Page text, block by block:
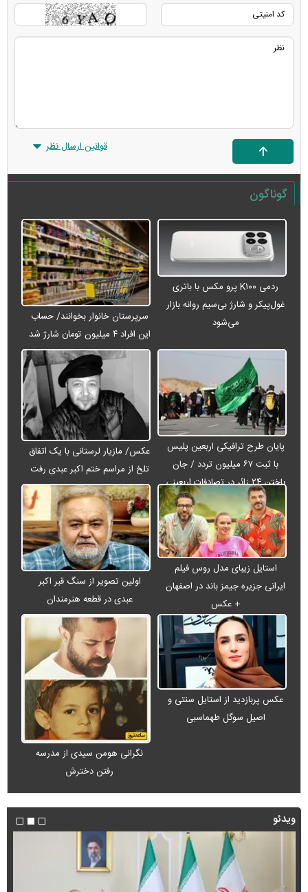
قوانین ارسال نظر
گوناگون
ردمی K۱۰۰ پرو مکس با باتری
غول‌پیکر و شارژ بی‌سیم روانه بازار
می‌شود
سرپرستان خانوار بخوانند/ حساب
این افراد ۴ میلیون تومان شارژ شد
پایان طرح ترافیکی اربعین پلیس
با ثبت ۶۷ میلیون تردد / جان
باختن ۲۴ زائر در تصادفات اربعینی
عکس/ مازیار لرستانی با یک اتفاق
تلخ از مراسم ختم اکبر عبدی رفت
استایل زیبای مدل روس فیلم
ایرانی جزیره جیمز باند در اصفهان
+ عکس
اولین تصویر از سنگ قبر اکبر
عبدی در قطعه هنرمندان
عکس پربازدید از استایل سنتی و
اصیل سوگل طهماسبی
نگرانی هومن سیدی از مدرسه
رفتن دخترش
ویدئو